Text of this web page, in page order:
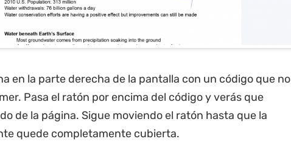
en la parte derecha de la pantalla con un código que no
Pasa el ratón por encima del código y verás que
de la página. Sigue moviendo el ratón hasta que la
quede completamente cubierta.